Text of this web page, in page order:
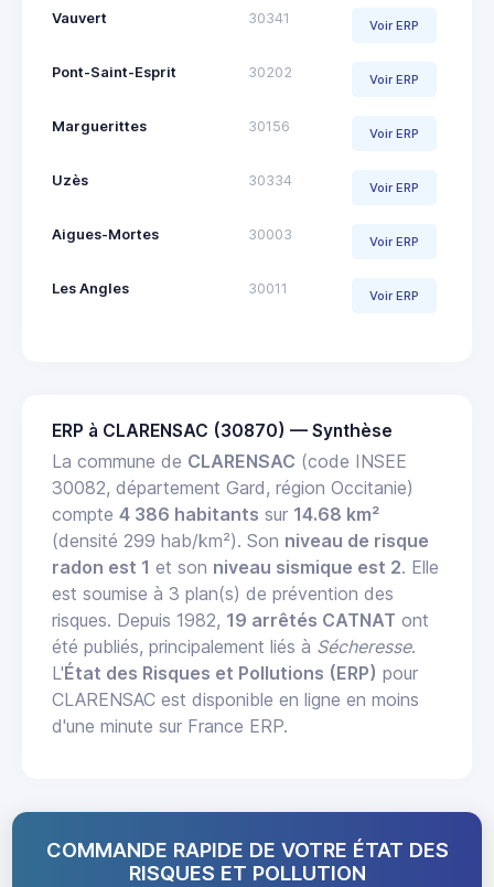
Vauvert 30341 Voir ERP
Pont-Saint-Esprit 30202 Voir ERP
Marguerittes 30156 Voir ERP
Uzès 30334 Voir ERP
Aigues-Mortes 30003 Voir ERP
Les Angles 30011 Voir ERP
ERP à CLARENSAC (30870) — Synthèse
La commune de CLARENSAC (code INSEE
30082, département Gard, région Occitanie)
compte 4 386 habitants sur 14.68 km²
(densité 299 hab/km²). Son niveau de risque
radon est 1 et son niveau sismique est 2. Elle
est soumise à 3 plan(s) de prévention des
risques. Depuis 1982, 19 arrêtés CATNAT ont
été publiés, principalement liés à Sécheresse.
L'État des Risques et Pollutions (ERP) pour
CLARENSAC est disponible en ligne en moins
d'une minute sur France ERP.
COMMANDE RAPIDE DE VOTRE ÉTAT DES
RISQUES ET POLLUTION